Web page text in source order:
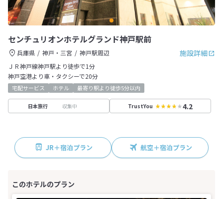
センチュリオンホテルグランド神戸駅前
施設詳細
兵庫県 神戸・三宮
神戸駅周辺
ＪＲ神戸線神戸駅より徒歩で1分
神戸空港より車・タクシーで20分
宅配サービス ホテル 最寄り駅より徒歩5分以内
日本旅行 収集中 TrustYou 4.2
JR＋宿泊プラン 航空＋宿泊プラン